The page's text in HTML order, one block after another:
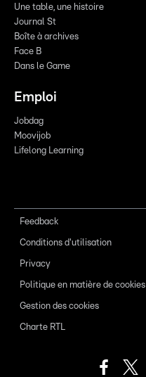
Une table, une histoire
Journal St
Boîte à archives
Face B
Dans le Game
Emploi
Jobdag
Moovijob
Lifelong Learning
Feedback
Conditions d'utilisation
Privacy
Politique en matière de cookies
Gestion des cookies
Charte RTL